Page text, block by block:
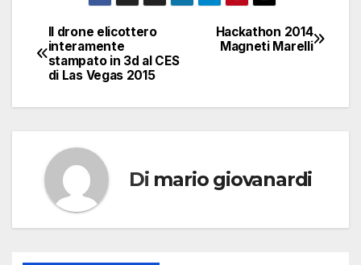
Navigazione
articoli
Hackathon 2014
Magneti Marelli
Il drone elicottero
interamente
stampato in 3d al CES
di Las Vegas 2015
Di mario giovanardi